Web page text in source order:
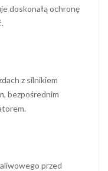
doskonałą ochronę
z silnikiem
bezpośrednim
przed